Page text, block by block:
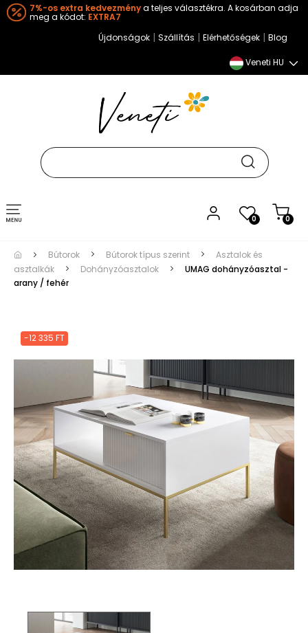
7%-os extra kedvezménya teljes választékra. A kosárban adja
meg a kódot: EXTRA7
Újdonságok | Szállítás | Elérhetőségek | Blog
Veneti HU
0 0
Toggle
navigation
Bútorok Bútorok típus szerint
Asztalok és
asztalkák
Dohányzóasztalok
UMAG dohányzóasztal -
arany / fehér
-12 335 FT